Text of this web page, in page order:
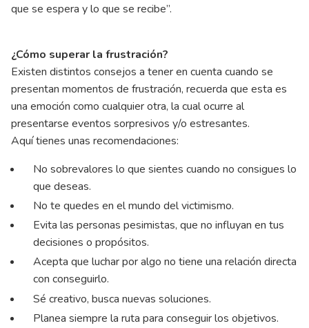
que se espera y lo que se recibe”.
¿Cómo superar la frustración?
Existen distintos consejos a tener en cuenta cuando se
presentan momentos de frustración, recuerda que esta es
una emoción como cualquier otra, la cual ocurre al
presentarse eventos sorpresivos y/o estresantes.
Aquí tienes unas recomendaciones:
No sobrevalores lo que sientes cuando no consigues lo
que deseas.
No te quedes en el mundo del victimismo.
Evita las personas pesimistas, que no influyan en tus
decisiones o propósitos.
Acepta que luchar por algo no tiene una relación directa
con conseguirlo.
Sé creativo, busca nuevas soluciones.
Planea siempre la ruta para conseguir los objetivos.